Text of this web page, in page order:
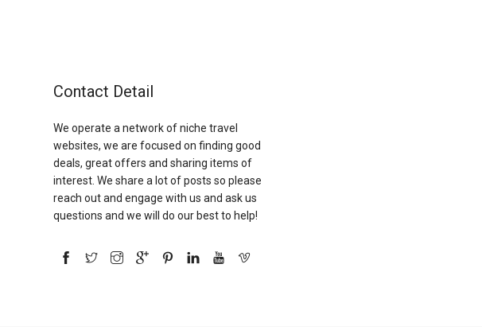
Contact Detail
We operate a network of niche travel
websites, we are focused on finding good
deals, great offers and sharing items of
interest. We share a lot of posts so please
reach out and engage with us and ask us
questions and we will do our best to help!